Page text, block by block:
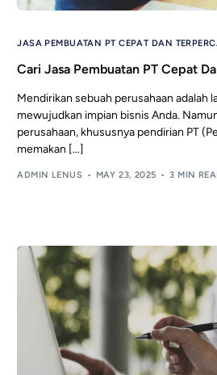
JASA PEMBUATAN PT CEPAT DAN
Cari Jasa Pembuatan PT Cepat
Mendirikan sebuah perusahaan adalah
mewujudkan impian bisnis Anda.
perusahaan, khususnya pendirian PT
memakan […]
ADMIN LENUS MAY 23, 2025 3 MIN